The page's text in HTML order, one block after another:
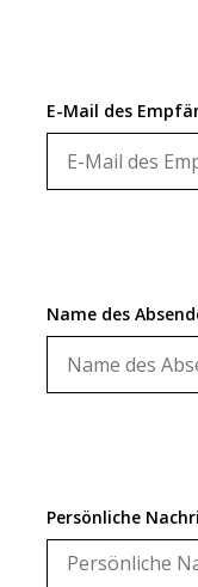
E-Mail des
Name des
Persönliche